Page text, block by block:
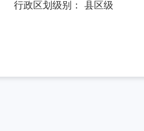
行政区划级别： 县区级